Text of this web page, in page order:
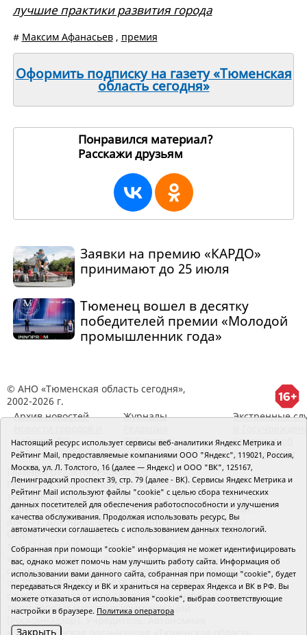
лучшие практики развития города
# Максим Афанасьев, премия
Оформить подписку на газету «Тюменская
область сегодня»
Понравился материал?
Расскажи друзьям
Заявки на премию «КАРДО»
принимают до 25 июля
Тюменец вошел в десятку
победителей премии «Молодой
промышленник года»
© АНО «Тюменская область сегодня»,
2002-2026 г.
Архив новостей
районов ТО
Журналы
RSS поток
Экстренные
Сведения об
организации
Главный редактор Рябков А.В.
Редакция: 625002, Тюмень, Осипенко, 81,
телефон (3452)49-00-18, e-mail: tumentoday@obl72.ru
Адрес для писем: 625000, Россия, Тюмень, Почтамт,
а/я 371. Для пресс-релизов: tumentoday@obl72.ru.
Отдел писем: тел. (3452) 39-90-59. Отдел рекламы:
тел. (3452) 39-90-51. Регистрация СМИ: Сетевое
издание «Интернет-газета «Тюменская область
сегодня», свидетельство о регистрации СМИ Эл №
ФС77-64918 от 24.02.2016 выдано Федеральной
службой по надзору в сфере связи, информационных
технологий и массовых коммуникаций
Настоящий ресурс использует сервисы веб-аналитики Яндекс Метрика и
Рейтинг Mail, предоставляемые компаниями ООО "Яндекс", 119021, Россия,
Москва, ул. Л. Толстого, 16 (далее — Яндекс) и ООО "ВК", 125167,
Ленинградский проспект 39, стр. 79 (далее - ВК). Сервисы Яндекс Метрика и
Рейтинг Mail используют файлы "cookie" с целью сбора технических
данных посетителей для обеспечения работоспособности и улучшения
качества обслуживания. Продолжая использовать ресурс, Вы
автоматически соглашаетесь с использованием данных технологий.
Собранная при помощи "cookie" информация не может идентифицировать
вас, однако может помочь нам улучшить работу сайта. Информация об
использовании вами данного сайта, собранная при помощи "cookie", будет
передаваться Яндексу и ВК и храниться на серверах Яндекса и ВК в РФ. Вы
можете отказаться от использования "cookie", выбрав соответствующие
настройки в браузере. Политика оператора
Закрыть